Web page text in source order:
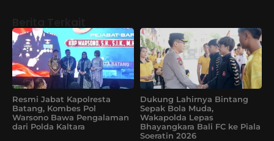
Resmi Jabat Kapolresta
Batang, Kombes Pol
Warsono Bawa Pengalaman
dari Polda Kaltara
Dukung Lahirnya Bintang
Sepak Bola Muda,
Wakapolda Lepas
Bhayangkara Bali FC ke Piala
Soeratin 2026